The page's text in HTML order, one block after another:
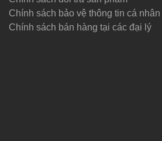
Chính sách bảo vệ thông tin cá
Chính sách bán hàng tại các đại lý